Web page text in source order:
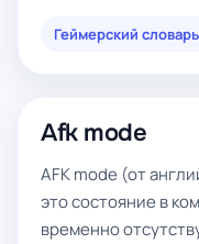
Геймерский словарь
Afk mode
AFK mode (от
это состояние в
временно